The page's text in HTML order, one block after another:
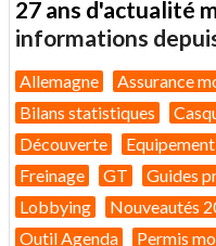
27 ans d'actualité
informations
Allemagne Assurance
Bilans statistiques
Découverte
Freinage
GT Guides
Lobbying
Nouveautés
Outil Agenda
Permis